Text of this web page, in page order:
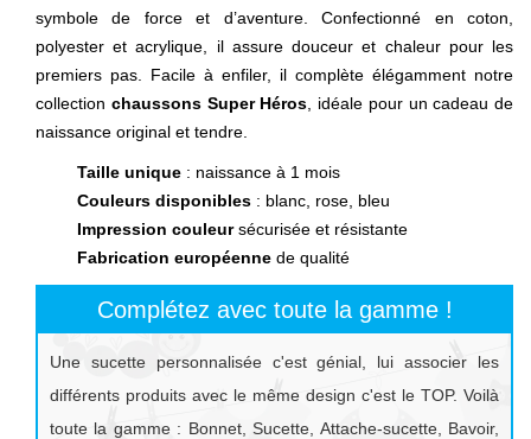
symbole de force et d’aventure. Confectionné en coton,
polyester et acrylique, il assure douceur et chaleur pour les
premiers pas. Facile à enfiler, il complète élégamment notre
collection chaussons Super Héros , idéale pour un cadeau de
naissance original et tendre.
Taille unique : naissance à 1 mois
Couleurs disponibles : blanc, rose, bleu
Impression couleursécurisée et résistante
Fabrication européenne de qualité
Complétez avec toute la gamme !
Une sucette personnalisée c'est génial, lui associer les
différents produits avec le même design c'est le TOP. Voilà
toute la gamme : Bonnet, Sucette, Attache-sucette, Bavoir,